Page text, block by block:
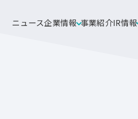
ニュース企業情報 事業紹介IR情報